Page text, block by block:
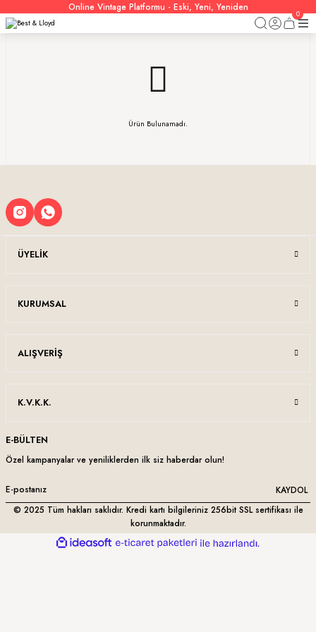
Online Vintage Platformu - Eski, Yeni, Yeniden
0
Ürün Bulunamadı.
ÜYELIK
KURUMSAL
ALIŞVERIŞ
K.V.K.K.
E-BÜLTEN
Özel kampanyalar ve yeniliklerden ilk siz haberdar olun!
KAYDOL
© 2025 Tüm hakları saklıdır. Kredi kartı bilgileriniz 256bit SSL sertifikası ile
korunmaktadır.
ideasoft
e-